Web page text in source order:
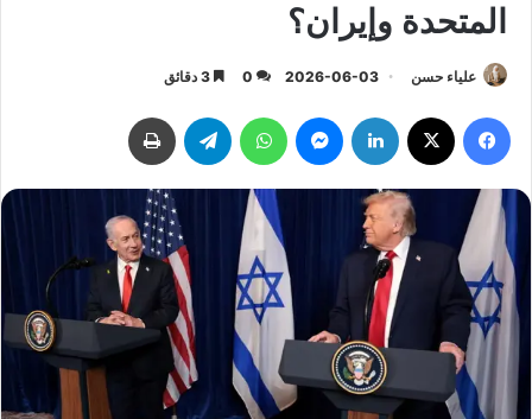
المتحدة وإيران؟
علياء حسن 2026-06-03
0